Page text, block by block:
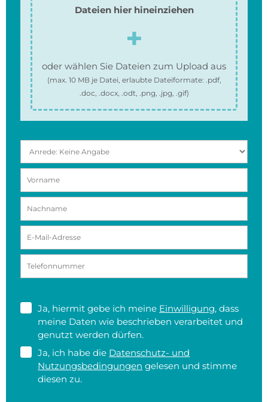
Dateien hier hineinziehen
oder wählen Sie Dateien zum Upload aus
(max. 10 MBje Datei, erlaubte Dateiformate: .pdf,
.doc, .docx, .odt, .png, .jpg, .gif)
Ja, hiermit gebe ich meine Einwilligung, dass
meine Daten wie beschrieben verarbeitet und
genutzt werden dürfen.
Ja, ich habe die Datenschutz- und
Nutzungsbedingungen gelesen und stimme
diesen zu.